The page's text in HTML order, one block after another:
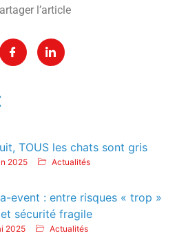
l’article
TOUS les chats sont gris
2025 Actualités
event : entre risques « trop »
sécurité fragile
2025 Actualités